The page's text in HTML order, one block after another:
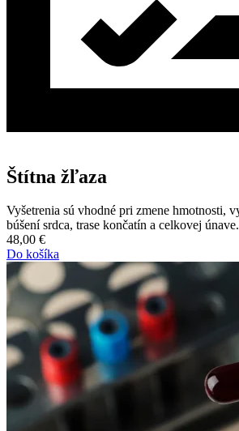
Štítna žľaza
Vyšetrenia sú vhodné pri zmene hmotnosti,
búšení srdca, trase končatín a celkovej únave.
48,00 €
Do košíka